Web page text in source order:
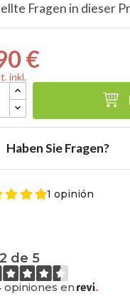
Fragen in dieser
€
inkl.
Haben Sie Fragen?
1 opinión
de 5
opiniones en